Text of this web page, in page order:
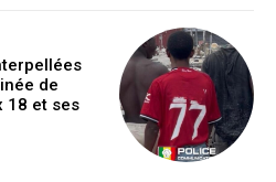
de
18 et ses